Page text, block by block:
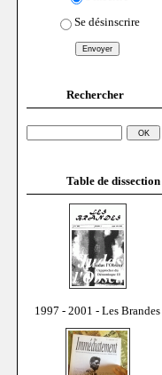
Se désinscrire
Rechercher
Table de dissection
1997 - 2001 - Les Brandes